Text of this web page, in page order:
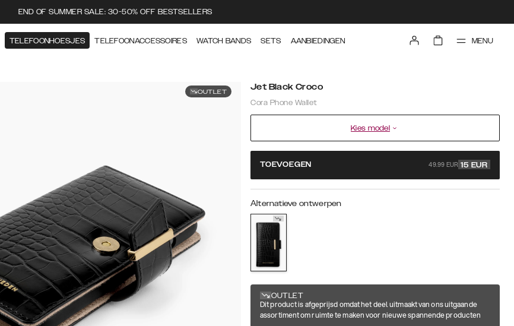
END OF SUMMER SALE: 30-50% OFF BESTSELLERS
TELEFOONHOESJES TELEFOONACCESSOIRES WATCH BANDS SETS AANBIEDINGEN MENU
OUTLET Jet Black Croco
Cora Phone Wallet
Kies model
TOEVOEGEN 49.99 EUR 15 EUR
Alternatieve ontwerpen
OUTLET
Dit product is afgeprijsd omdat het deel uitmaakt van ons uitgaande
assortiment om ruimte te maken voor nieuwe spannende producten